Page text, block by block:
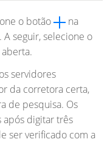
o botão
na
. A seguir, selecione o
servidores
da corretora certa,
de pesquisa. Os
após digitar três
ser verificado com a